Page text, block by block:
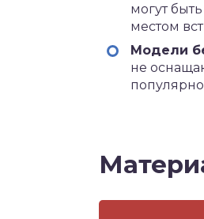
могут
местом
Модели
не